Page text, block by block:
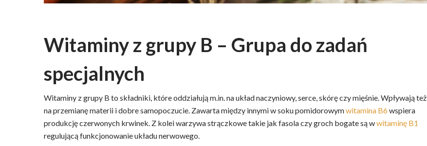
Witaminy z grupy B – Grupa do zadań
specjalnych
Witaminy z grupy B to składniki, które oddziałują m.in. na układ naczyniowy, serce, skórę czy mięśnie. Wpływają też
na przemianę materii i dobre samopoczucie. Zawarta między innymi w soku pomidorowymwitamina B6wspiera
produkcję czerwonych krwinek. Z kolei warzywa strączkowe takie jak fasola czy groch bogate są wwitaminę B1
regulującą funkcjonowanie układu nerwowego.